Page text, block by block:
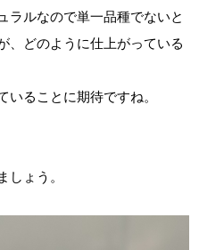
ラルなので単一品種でないと
、どのように仕上がっている
ることに期待ですね。
ょう。